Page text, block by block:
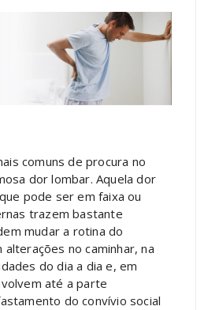
comuns de procura no
dor lombar. Aquela dor
pode ser em faixa ou
trazem bastante
mudar a rotina do
no caminhar, na
do dia a dia e, em
até a parte
do convívio social